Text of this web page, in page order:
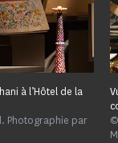
à l’Hôtel de la
Photographie par